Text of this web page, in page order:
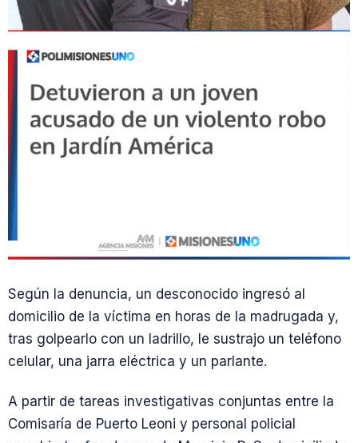
Según la denuncia, un desconocido ingresó al
domicilio de la víctima en horas de la madrugada y,
tras golpearlo con un ladrillo, le sustrajo un teléfono
celular, una jarra eléctrica y un parlante.
A partir de tareas investigativas conjuntas entre la
Comisaría de Puerto Leoni y personal policial